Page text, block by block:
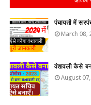
पंचायतों में
March 08,
वंशावली कैसे
August